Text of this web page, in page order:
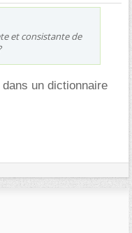
et consistante de
un dictionnaire